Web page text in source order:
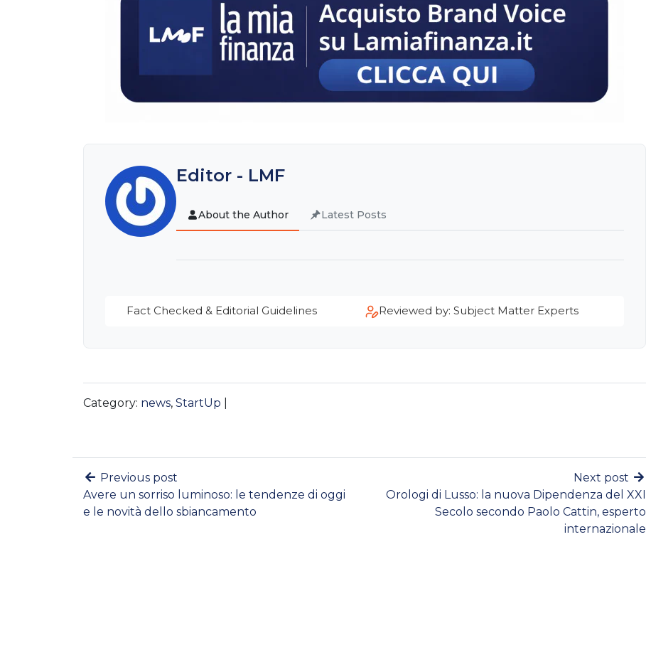
Editor - LMF
About the Author Latest Posts
Fact Checked & Editorial Guidelines Reviewed by: Subject Matter Experts
Category: news, StartUp
Previous post
Avere un sorriso luminoso: le tendenze di oggi
e le novità dello sbiancamento
Next post
Orologi di Lusso: la nuova Dipendenza del XXI
Secolo secondo Paolo Cattin, esperto
internazionale